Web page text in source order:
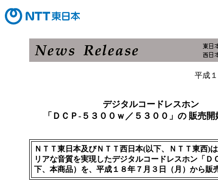
平成
デジタルコードレスホン
「ＤＣＰ‐５３００ｗ／５３００」の 販売
ＮＴＴ東日本及びＮＴＴ西日本(以下、ＮＴＴ東西)
リアな音質を実現したデジタルコードレスホン「Ｄ
下、本商品）を、平成１８年７月３日（月）から販